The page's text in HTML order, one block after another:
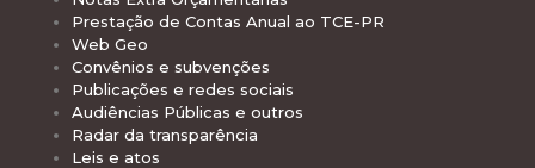
Prestação de Contas Anual ao TCE-PR
Web Geo
Convênios e subvenções
Publicações e redes sociais
Audiências Públicas e outros
Radar da transparência
Leis e atos